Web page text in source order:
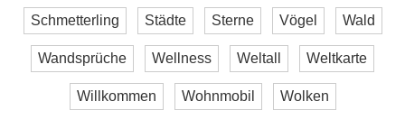
Schmetterling Städte Sterne Vögel Wald
Wandsprüche Wellness Weltall Weltkarte
Willkommen Wohnmobil Wolken